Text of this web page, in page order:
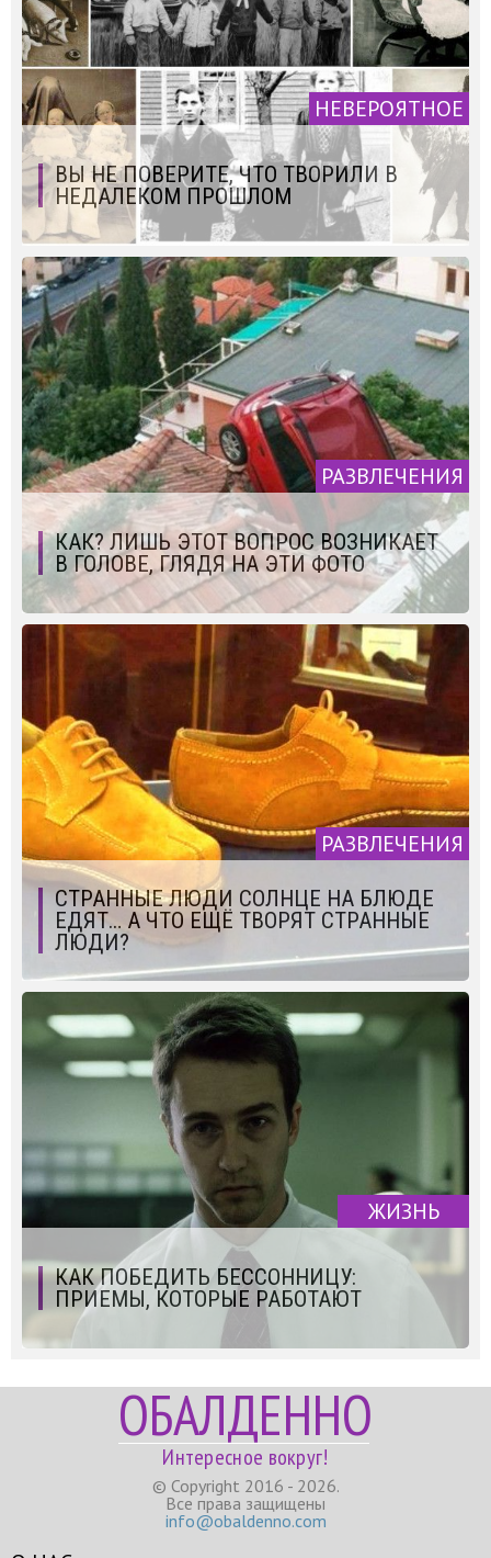
НЕВЕРОЯТНОЕ
ВЫ НЕ ПОВЕРИТЕ, ЧТО ТВОРИЛИ В
НЕДАЛЕКОМ ПРОШЛОМ
РАЗВЛЕЧЕНИЯ
КАК? ЛИШЬ ЭТОТ ВОПРОС ВОЗНИКАЕТ
В ГОЛОВЕ, ГЛЯДЯ НА ЭТИ ФОТО
РАЗВЛЕЧЕНИЯ
СТРАННЫЕ ЛЮДИ СОЛНЦЕ НА БЛЮДЕ
ЕДЯТ… А ЧТО ЕЩЁ ТВОРЯТ СТРАННЫЕ
ЛЮДИ?
ЖИЗНЬ
КАК ПОБЕДИТЬ БЕССОННИЦУ:
ПРИЕМЫ, КОТОРЫЕ РАБОТАЮТ
ОБАЛДЕННО
Интересное вокруг!
© Copyright 2016 - 2026.
Все права защищены
info@obaldenno.com